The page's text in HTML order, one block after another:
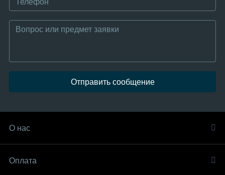
Отправить сообщение
О нас
Оплата